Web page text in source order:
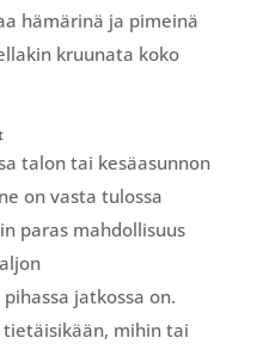
hämärinä ja pimeinä
kruunata koko
talon tai kesäasunnon
on vasta tulossa
paras mahdollisuus
jatkossa on.
mihin tai